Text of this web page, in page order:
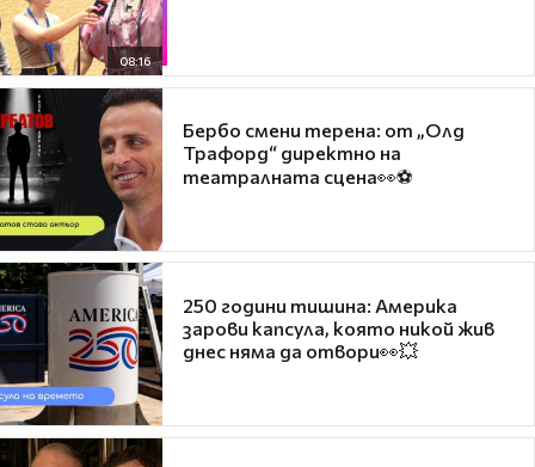
08:16
Бербо смени терена: от „Олд
Трафорд“ директно на
театралната сцена👀⚽
250 години тишина: Америка
зарови капсула, която никой жив
днес няма да отвори👀💥